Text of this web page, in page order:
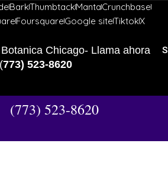
BarkThumbtackMantaCrunchbase
FoursquareGoogle siteTiktokX
Chicago- Llama ahora
(773) 523-8620
(773) 523-8620